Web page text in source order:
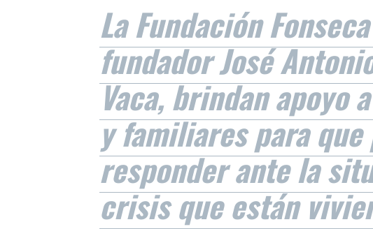
La Fundación
fundador José
Vaca, brindan apoyo
y familiares para que
responder ante la
crisis que están